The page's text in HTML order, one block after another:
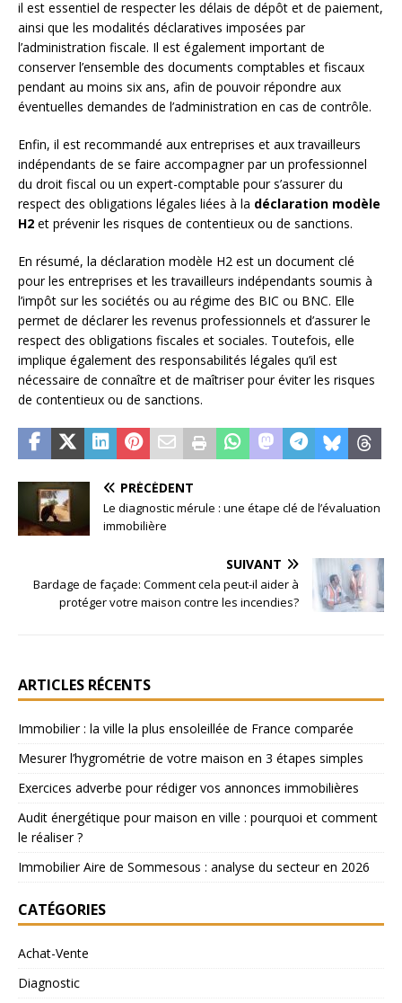
il est essentiel de respecter les délais de dépôt et de paiement,
ainsi que les modalités déclaratives imposées par
l’administration fiscale. Il est également important de
conserver l’ensemble des documents comptables et fiscaux
pendant au moins six ans, afin de pouvoir répondre aux
éventuelles demandes de l’administration en cas de contrôle.
Enfin, il est recommandé aux entreprises et aux travailleurs
indépendants de se faire accompagner par un professionnel
du droit fiscal ou un expert-comptable pour s’assurer du
respect des obligations légales liées à la déclaration modèle
H2 et prévenir les risques de contentieux ou de sanctions.
En résumé, la déclaration modèle H2 est un document clé
pour les entreprises et les travailleurs indépendants soumis à
l’impôt sur les sociétés ou au régime des BIC ou BNC. Elle
permet de déclarer les revenus professionnels et d’assurer le
respect des obligations fiscales et sociales. Toutefois, elle
implique également des responsabilités légales qu’il est
nécessaire de connaître et de maîtriser pour éviter les risques
de contentieux ou de sanctions.
PRÉCÉDENT
Le diagnostic mérule : une étape clé de l’évaluation
immobilière
SUIVANT
Bardage de façade: Comment cela peut-il aider à
protéger votre maison contre les incendies?
ARTICLES RÉCENTS
Immobilier : la ville la plus ensoleillée de France comparée
Mesurer l’hygrométrie de votre maison en 3 étapes simples
Exercices adverbe pour rédiger vos annonces immobilières
Audit énergétique pour maison en ville : pourquoi et comment
le réaliser ?
Immobilier Aire de Sommesous : analyse du secteur en 2026
CATÉGORIES
Achat-Vente
Diagnostic